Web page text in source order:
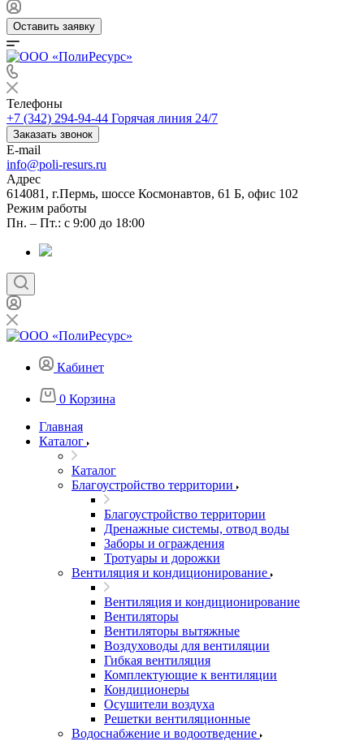
Оставить заявку
Телефоны
+7 (342) 294-94-44 Горячая линия 24/7
Заказать звонок
E-mail
info@poli-resurs.ru
Адрес
614081, г.Пермь, шоссе Космонавтов, 61 Б, офис 102
Режим работы
Пн. – Пт.: с 9:00 до 18:00
Кабинет
0 Корзина
Главная
Каталог
Каталог
Благоустройство территории
Благоустройство территории
Дренажные системы, отвод воды
Заборы и ограждения
Тротуары и дорожки
Вентиляция и кондиционирование
Вентиляция и кондиционирование
Вентиляторы
Вентиляторы вытяжные
Воздуховоды для вентиляции
Гибкая вентиляция
Комплектующие к вентиляции
Кондиционеры
Осушители воздуха
Решетки вентиляционные
Водоснабжение и водоотведение